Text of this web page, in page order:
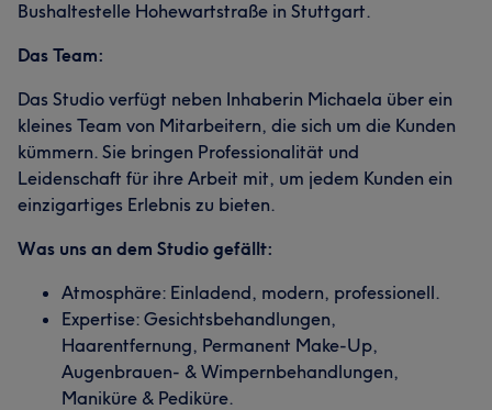
Bushaltestelle Hohewartstraße in Stuttgart.
Das Team:
Das Studio verfügt neben Inhaberin Michaela über ein
kleines Team von Mitarbeitern, die sich um die Kunden
kümmern. Sie bringen Professionalität und
Leidenschaft für ihre Arbeit mit, um jedem Kunden ein
einzigartiges Erlebnis zu bieten.
Was uns an dem Studio gefällt:
Atmosphäre: Einladend, modern, professionell.
Expertise: Gesichtsbehandlungen,
Haarentfernung, Permanent Make-Up,
Augenbrauen- & Wimpernbehandlungen,
Maniküre & Pediküre.